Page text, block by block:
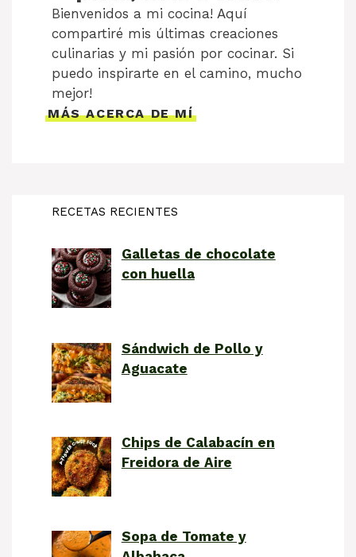
Bienvenidos a mi cocina! Aquí
compartiré mis últimas creaciones
culinarias y mi pasión por cocinar. Si
puedo inspirarte en el camino, mucho
mejor!
MÁS ACERCA DE MÍ
RECETAS RECIENTES
Galletas de chocolate
con huella
Sándwich de Pollo y
Aguacate
Chips de Calabacín en
Freidora de Aire
Sopa de Tomate y